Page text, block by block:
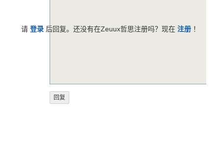
请 登录 后回复。还没有在Zeuux哲思注册吗？现在 注册 ！